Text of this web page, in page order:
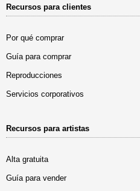
Recursos para clientes
Por qué comprar
Guía para comprar
Reproducciones
Servicios corporativos
Recursos para artistas
Alta gratuita
Guía para vender